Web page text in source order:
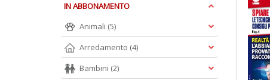
IN ABBONAMENTO
Animali (5)
Arredamento (4)
Bambini (2)